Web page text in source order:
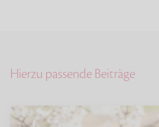
Hierzu passende Beiträge